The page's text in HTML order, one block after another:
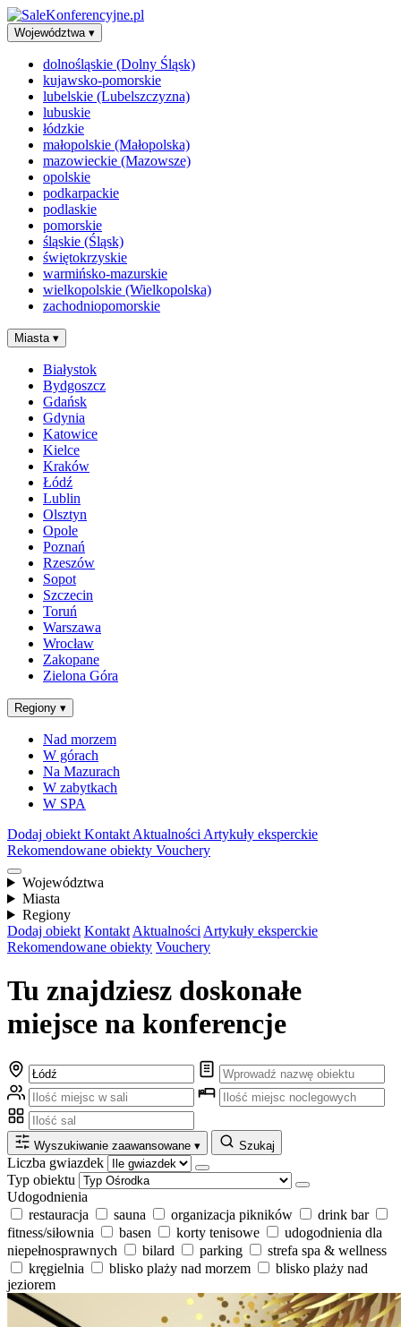
Województwa ▾
dolnośląskie (Dolny Śląsk)
kujawsko-pomorskie
lubelskie (Lubelszczyzna)
lubuskie
łódzkie
małopolskie (Małopolska)
mazowieckie (Mazowsze)
opolskie
podkarpackie
podlaskie
pomorskie
śląskie (Śląsk)
świętokrzyskie
warmińsko-mazurskie
wielkopolskie (Wielkopolska)
zachodniopomorskie
Miasta ▾
Białystok
Bydgoszcz
Gdańsk
Gdynia
Katowice
Kielce
Kraków
Łódź
Lublin
Olsztyn
Opole
Poznań
Rzeszów
Sopot
Szczecin
Toruń
Warszawa
Wrocław
Zakopane
Zielona Góra
Regiony ▾
Nad morzem
W górach
Na Mazurach
W zabytkach
W SPA
Dodaj obiekt Kontakt Aktualności Artykuły eksperckie
Rekomendowane obiekty Vouchery
Województwa
Miasta
Regiony
Dodaj obiekt Kontakt Aktualności Artykuły eksperckie
Rekomendowane obiekty Vouchery
Tu znajdziesz doskonałe
miejsce na konferencje
Wyszukiwanie zaawansowane ▾ Szukaj
Liczba gwiazdek
Typ obiektu
Udogodnienia
restauracja
sauna organizacja pikników
drink bar
fitness/siłownia
basen korty tenisowe
udogodnienia dla
niepełnosprawnych
bilard parking
strefa spa & wellness
kręgielnia
blisko plaży nad morzem
blisko plaży nad
jeziorem